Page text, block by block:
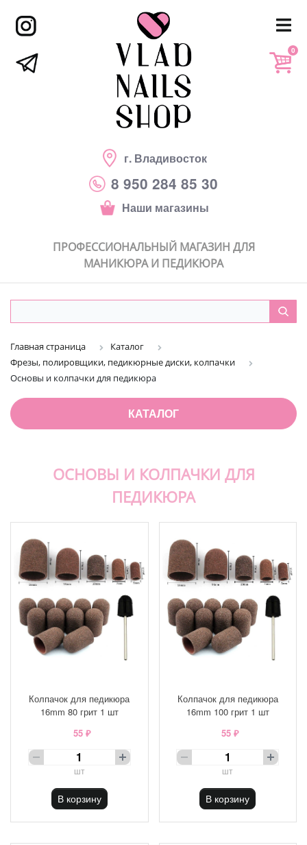
г. Владивосток
8 950 284 85 30
Наши магазины
0
ПРОФЕССИОНАЛЬНЫЙ МАГАЗИН ДЛЯ
МАНИКЮРА И ПЕДИКЮРА
Главная страница
Каталог
Фрезы, полировщики, педикюрные диски, колпачки
Основы и колпачки для педикюра
КАТАЛОГ
ОСНОВЫ И КОЛПАЧКИ ДЛЯ
ПЕДИКЮРА
Колпачок для педикюра
16mm 80 грит 1 шт
55 ₽
шт
В корзину
Колпачок для педикюра
16mm 100 грит 1 шт
55 ₽
шт
В корзину